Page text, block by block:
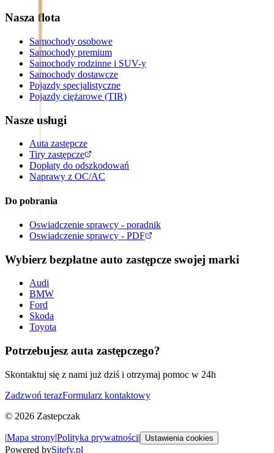
Nasza flota
Samochody osobowe
Samochody premium
Samochody rodzinne i SUV-y
Samochody dostawcze
Pojazdy specjalistyczne
Pojazdy ciężarowe (TIR)
Nasze usługi
Auta zastępcze
Tiry zastępcze
Dopłaty do odszkodowań
Naprawy z OC/AC
Do pobrania
Oswiadczenie sprawcy - poradnik
Oswiadczenie sprawcy - PDF
Wybierz bezpłatne auto zastępcze swojej marki
Audi
BMW
Ford
Skoda
Toyota
Potrzebujesz auta zastępczego?
Skontaktuj się z nami już dziś i otrzymaj pomoc w 24h
Zadzwoń terazFormularz kontaktowy
© 2026 Zastepczak
|Mapa strony|Polityka prywatności| Ustawienia cookies
Powered bySitefy.pl